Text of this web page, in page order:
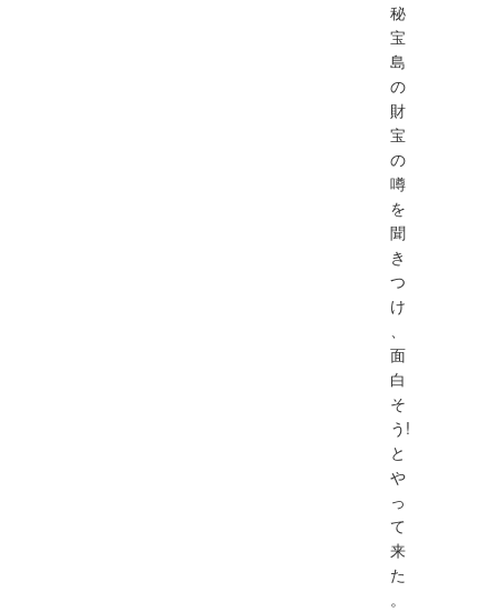
秘
宝
島
の
財
宝
の
噂
を
聞
き
つ
け
、
面
白
そ
う!
と
や
っ
て
来
た
。